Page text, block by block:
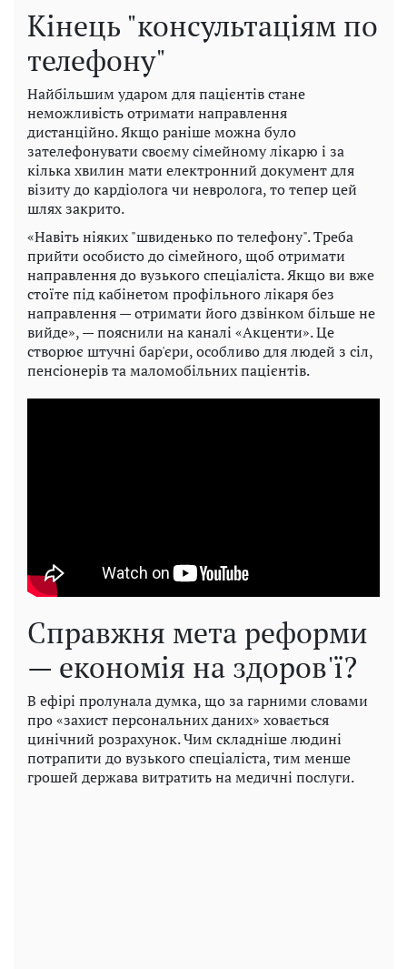
Кінець "консультаціям по
телефону"
Найбільшим ударом для пацієнтів стане
неможливість отримати направлення
дистанційно. Якщо раніше можна було
зателефонувати своєму сімейному лікарю і за
кілька хвилин мати електронний документ для
візиту до кардіолога чи невролога, то тепер цей
шлях закрито.
«Навіть ніяких "швиденько по телефону". Треба
прийти особисто до сімейного, щоб отримати
направлення до вузького спеціаліста. Якщо ви вже
стоїте під кабінетом профільного лікаря без
направлення — отримати його дзвінком більше не
вийде», — пояснили на каналі «Акценти». Це
створює штучні бар'єри, особливо для людей з сіл,
пенсіонерів та маломобільних пацієнтів.
Справжня мета реформи
— економія на здоров'ї?
В ефірі пролунала думка, що за гарними словами
про «захист персональних даних» ховається
цинічний розрахунок. Чим складніше людині
потрапити до вузького спеціаліста, тим менше
грошей держава витратить на медичні послуги.